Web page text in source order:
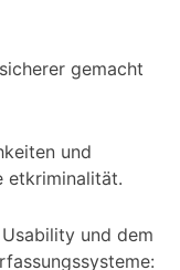
gemacht
und
etkriminalität.
und dem